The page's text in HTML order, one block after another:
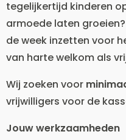
tegelijkertijd kinderen
armoede laten
de week inzetten voor
van harte welkom als
Wij zoeken voor
vrijwilligers voor de
Jouw werkzaamheden